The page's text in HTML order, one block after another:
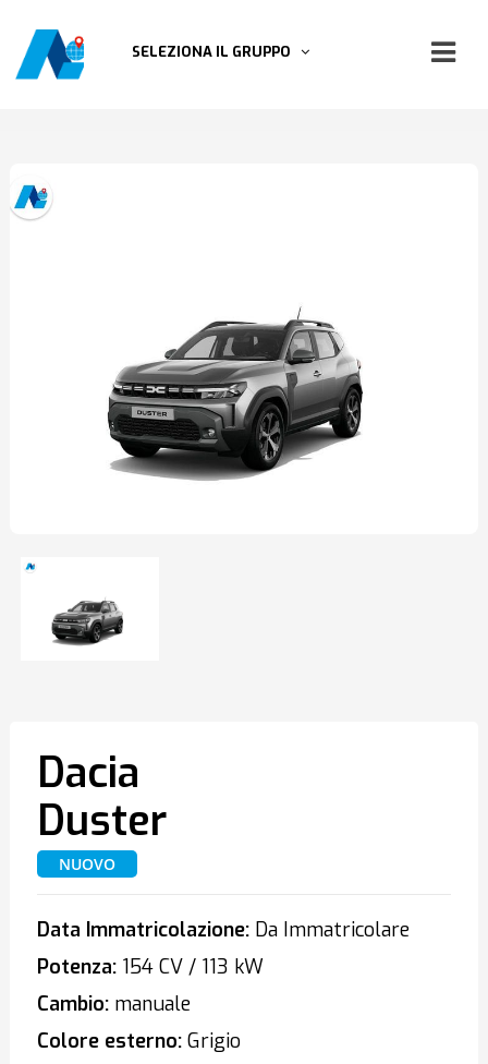
SELEZIONA IL GRUPPO
Dacia
Duster
NUOVO
Data Immatricolazione:Da Immatricolare
Potenza:154 CV / 113 kW
Cambio:manuale
Colore esterno:Grigio